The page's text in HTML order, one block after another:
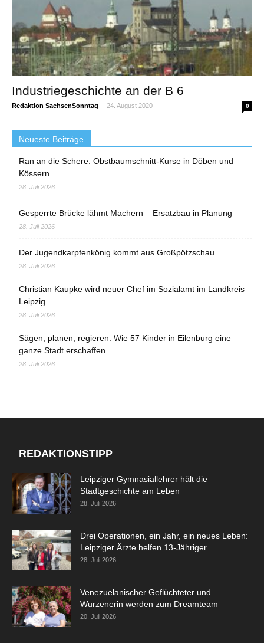
Industriegeschichte an der B 6
Redaktion SachsenSonntag - 24. August 2020 0
Neueste Beiträge
Ran an die Schere: Obstbaumschnitt-Kurse in Döben und
Kössern
28. Juli 2026
Gesperrte Brücke lähmt Machern – Ersatzbau in Planung
28. Juli 2026
Der Jugendkarpfenkönig kommt aus Großpötzschau
28. Juli 2026
Christian Kaupke wird neuer Chef im Sozialamt im Landkreis
Leipzig
28. Juli 2026
Sägen, planen, regieren: Wie 57 Kinder in Eilenburg eine
ganze Stadt erschaffen
28. Juli 2026
REDAKTIONSTIPP
Leipziger Gymnasiallehrer hält die
Stadtgeschichte am Leben
28. Juli 2026
Drei Operationen, ein Jahr, ein neues Leben:
Leipziger Ärzte helfen 13-Jähriger...
28. Juli 2026
Venezuelanischer Geflüchteter und
Wurzenerin werden zum Dreamteam
20. Juli 2026